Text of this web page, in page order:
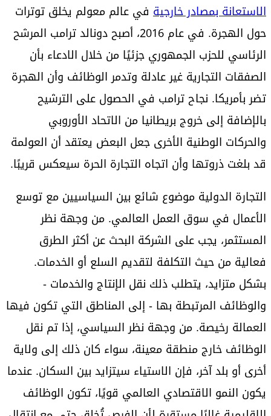
الاستعانة بمصادر خارجية في عالم معولم يخلق توترات
حول الهجرة. في عام 2016، أصبح دونالد ترامب المرشح
الرئاسي للحزب الجمهوري جزئيًا من خلال الادعاء بأن
الصفقات التجارية غير عادلة وتدمر الوظائف وأن الهجرة
تضر بأمريكا. نجاح ترامب في الحصول على الترشيح
بالإضافة إلى خروج بريطانيا من الاتحاد الأوروبي
والحركات الوطنية الأخرى جعل البعض يعتقد أن العولمة
قد بلغت ذروتها وأن اتجاه التجارة الحرة سيعكس قريبًا.
التجارة الدولية موضوع شائع بين السياسيين مع توسع
الأعمال في سوق العمل العالمي. من وجهة نظر
المستثمر، يجب على الشركة البحث عن أكثر الطرق
فعالية من حيث التكلفة لتقديم السلع أو الخدمات.
بشكل متزايد، يتطلب ذلك نقل الإنتاج والخدمات -
والوظائف المرتبطة بها - إلى المناطق التي تكون فيها
العمالة رخيصة. من وجهة نظر السياسي، إذا تم نقل
الوظائف خارج منطقة معينة، سواء كان ذلك إلى ولاية
أخرى أو بلد آخر، فإن الاستياء سيتزايد بين السكان. عندما
يكون النمو الاقتصادي العالمي قويًا، تكون الوظائف